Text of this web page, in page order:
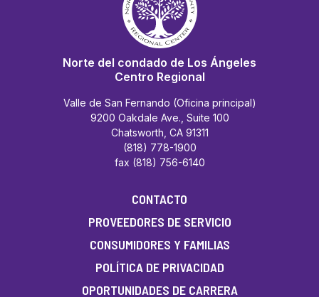
Norte del condado de Los Ángeles
Centro Regional
Valle de San Fernando (Oficina principal)
9200 Oakdale Ave., Suite 100
Chatsworth, CA 91311
(818) 778-1900
fax (818) 756-6140
CONTACTO
PROVEEDORES DE SERVICIO
CONSUMIDORES Y FAMILIAS
POLÍTICA DE PRIVACIDAD
OPORTUNIDADES DE CARRERA